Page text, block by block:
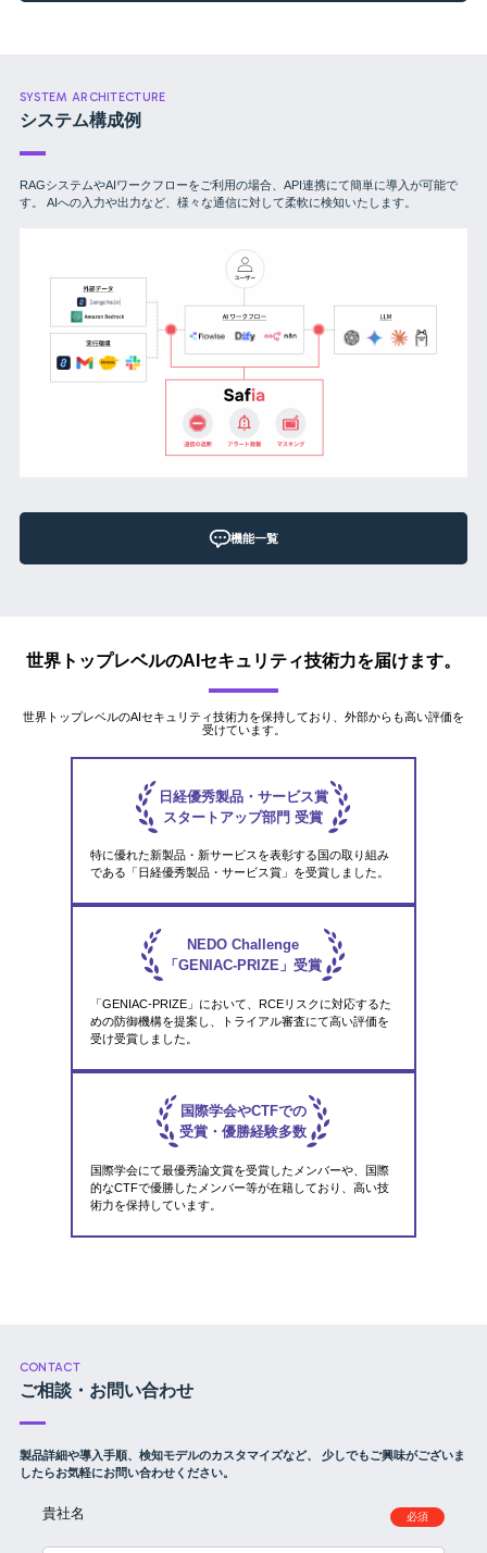
SYSTEM ARCHITECTURE
システム構成例
RAGシステムやAIワークフローをご利用の場合、API連携にて簡単に導入が可能で
す。
AIへの入力や出力など、様々な通信に対して柔軟に検知いたします。
機能一覧
世界トップレベルのAIセキュリティ技術力を届けます。
世界トップレベルのAIセキュリティ技術力を保持しており、外部からも高い評価を
受けています。
日経優秀製品・サービス賞
スタートアップ部門 受賞
特に優れた新製品・新サービスを表彰する国の取り組み
である「日経優秀製品・サービス賞」を受賞しました。
NEDO Challenge
「GENIAC-PRIZE」受賞
「GENIAC-PRIZE」において、RCEリスクに対応するた
めの防御機構を提案し、トライアル審査にて高い評価を
受け受賞しました。
国際学会やCTFでの
受賞・優勝経験多数
国際学会にて最優秀論文賞を受賞したメンバーや、国際
的なCTFで優勝したメンバー等が在籍しており、高い技
術力を保持しています。
CONTACT
ご相談・お問い合わせ
製品詳細や導入手順、検知モデルのカスタマイズなど、
少しでもご興味がございま
したらお気軽にお問い合わせください。
貴社名 必須